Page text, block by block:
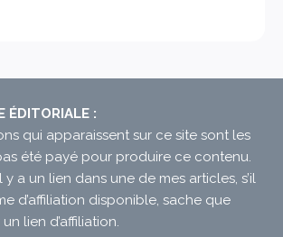
ÉDITORIALE :
qui apparaissent sur ce site sont les
été payé pour produire ce contenu.
y a un lien dans une de mes articles, s’il
d’affiliation disponible, sache que
lien d’affiliation.